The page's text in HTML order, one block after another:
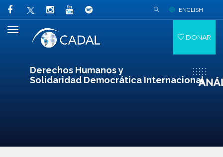
Derechos Humanos y
Solidaridad Democrática Internacional
ENGLISH
DONAR